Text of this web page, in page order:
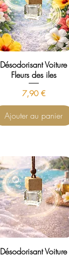
Désodorisant Voiture
Fleurs des iles
Prix
7,90 €
Ajouter au panier
Désodorisant Voiture